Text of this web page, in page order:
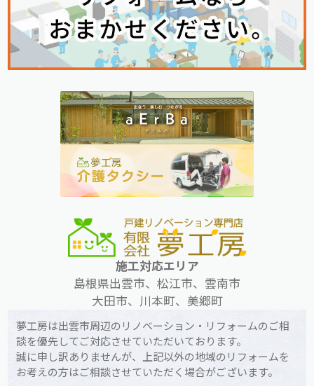
施工対応エリア
島根県出雲市、松江市、雲南市
大田市、川本町、美郷町
夢工房は出雲市周辺のリノベーション・リフォームのご相
談を優先してご対応させていただいております。
誠に申し訳ありませんが、上記以外の地域のリフォームを
お考えの方はご相談させていただく場合がございます。